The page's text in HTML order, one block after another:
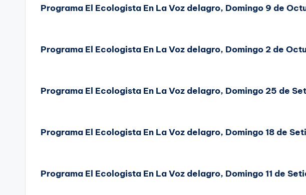
Programa El Ecologista En La Voz delagro, Domingo 9 de
Programa El Ecologista En La Voz delagro, Domingo 2 de
Programa El Ecologista En La Voz delagro, Domingo 25 de
Programa El Ecologista En La Voz delagro, Domingo 18 de
Programa El Ecologista En La Voz delagro, Domingo 11 de